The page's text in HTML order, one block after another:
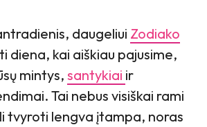
daugeliui Zodiako
diena, kai aiškiau pajusime,
mintys,santykiai ir
Tai nebus visiškai rami
tvyroti lengva įtampa, noras